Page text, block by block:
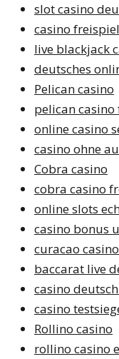
slot casino
casino
live blackjack
deutsches
Pelican casino
pelican
online casino
casino ohne
Cobra casino
cobra casino
online slots
casino bonus
curacao
baccarat live
casino
casino
Rollino casino
rollino casino